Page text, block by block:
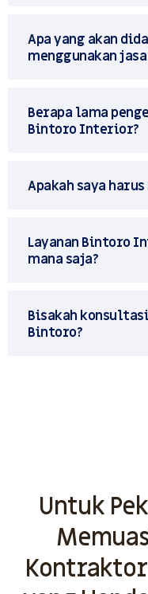
Apa yang akan
menggunakan
Berapa lama
Bintoro Interior?
Apakah saya
Layanan Bintoro
mana saja?
Bisakah
Bintoro?
Untuk